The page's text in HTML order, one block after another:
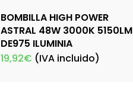
BOMBILLA HIGH POWER
ASTRAL 48W 3000K 5150LM
DE975 ILUMINIA
19,92€ (IVA incluido)